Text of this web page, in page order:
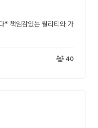
* 책임감있는 퀄리티와 가
40